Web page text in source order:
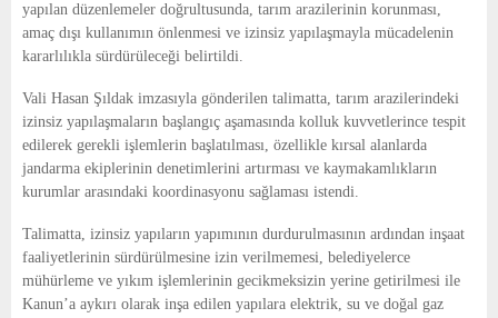
N
yapılan düzenlemeler doğrultusunda, tarım arazilerinin korunması,
amaç dışı kullanımın önlenmesi ve izinsiz yapılaşmayla mücadelenin
kararlılıkla sürdürüleceği belirtildi.
Vali Hasan Şıldak imzasıyla gönderilen talimatta, tarım arazilerindeki
izinsiz yapılaşmaların başlangıç aşamasında kolluk kuvvetlerince tespit
edilerek gerekli işlemlerin başlatılması, özellikle kırsal alanlarda
jandarma ekiplerinin denetimlerini artırması ve kaymakamlıkların
kurumlar arasındaki koordinasyonu sağlaması istendi.
Talimatta, izinsiz yapıların yapımının durdurulmasının ardından inşaat
faaliyetlerinin sürdürülmesine izin verilmemesi, belediyelerce
mühürleme ve yıkım işlemlerinin gecikmeksizin yerine getirilmesi ile
Kanun’a aykırı olarak inşa edilen yapılara elektrik, su ve doğal gaz